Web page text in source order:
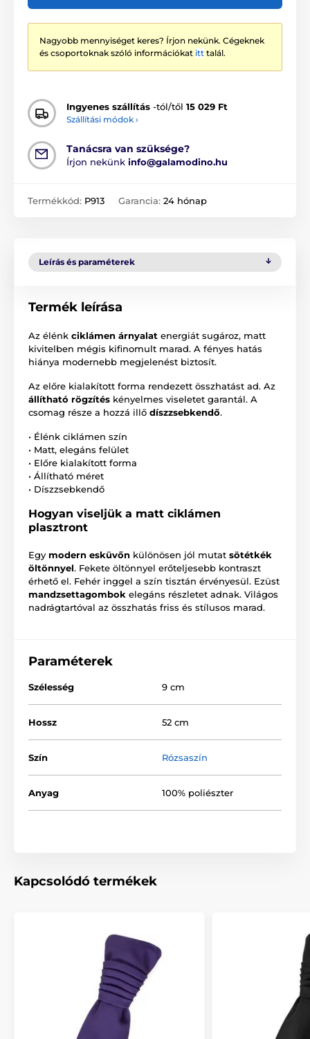
Nagyobb mennyiséget keres? Írjon nekünk. Cégeknek
és csoportoknak szóló információkat itt talál.
Ingyenes szállítás -tól/től 15 029 Ft
Szállítási módok ›
Tanácsra van szüksége?
Írjon nekünk info@galamodino.hu
Termékkód: P913 Garancia: 24 hónap
Leírás és paraméterek
Termék leírása
Az élénk ciklámen árnyalat energiát sugároz, matt
kivitelben mégis kifinomult marad. A fényes hatás
hiánya modernebb megjelenést biztosít.
Az előre kialakított forma rendezett összhatást ad. Az
állítható rögzítés kényelmes viseletet garantál. A
csomag része a hozzá illő díszzsebkendő.
• Élénk ciklámen szín
• Matt, elegáns felület
• Előre kialakított forma
• Állítható méret
• Díszzsebkendő
Hogyan viseljük a matt ciklámen
plasztront
Egy modern esküvőn különösen jól mutat sötétkék
öltönnyel. Fekete öltönnyel erőteljesebb kontraszt
érhető el. Fehér inggel a szín tisztán érvényesül. Ezüst
mandzsettagombok elegáns részletet adnak. Világos
nadrágtartóval az összhatás friss és stílusos marad.
Paraméterek
Szélesség 9 cm
Hossz 52 cm
Szín Rózsaszín
Anyag 100% poliészter
Kapcsolódó termékek